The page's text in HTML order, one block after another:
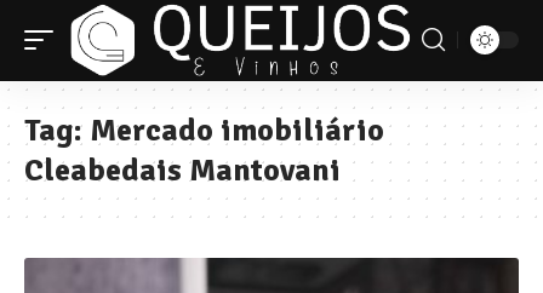
Tag: Mercado imobiliário
Cleabedais Mantovani